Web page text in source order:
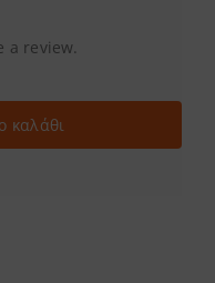
a review.
καλάθι